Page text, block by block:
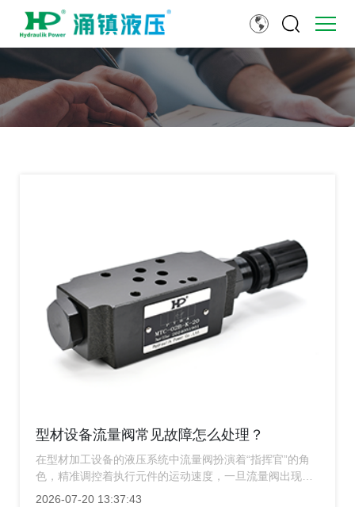
型材设备流量阀常见故障怎么处理？
在型材加工设备的液压系统中流量阀扮演着“指挥官”的角
色，精准调控着执行元件的运动速度，一旦流量阀出现故
障，轻则导致型材挤出或切割速度不稳，影响产品精度，
2026-07-20 13:37:43